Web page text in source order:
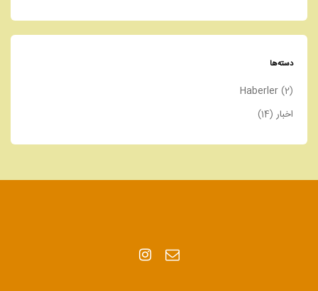
دسته‌ها
Haberler (2)
اخبار (14)